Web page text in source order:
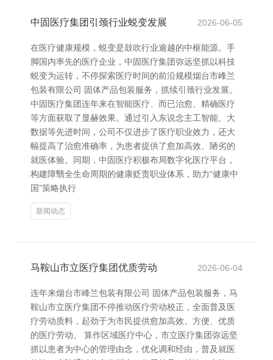
中固医疗集团引颈行业蜕变发展 2026-06-05
在医疗健康规模，蜕变是鼓吹行业逾越的中枢能源。手
脚国内率先的医疗企业，中固医疗集团弥远坚抓以科技
蜕变为运转，不停探索医疗时间的前沿规模烟台市峰兰
包装有限公司 固体产品包装服务，抓续引颈行业发展。
中固医疗集团连年来在智能医疗、而已治愈、精确医疗
等方面获取了显赫效果。通过引入东说念主工智能、大
数据等先进时间，公司不仅进步了医疗职业效力，还大
幅提高了治愈准确率，为患者提供了愈加高效、陋劣的
就医体验。同期，中固医疗积极布局数字化医疗平台，
构建障翳全生命周期的健康贬责职业体系，助力“健康中
国”策略执行
新闻动态
马鞍山市立医疗集团优质劳动 2026-06-04
连年来烟台市峰兰包装有限公司 固体产品包装服务，马
鞍山市立医疗集团不停推动医疗劳动校正，全面普及医
疗劳动质料，起劲于为市民提供愈加高效、方便、优质
的医疗劳动。 算作区域医疗中心，市立医疗集团弥远坚
抓以患者为中心的管理由念，优化调和经由，普及就医